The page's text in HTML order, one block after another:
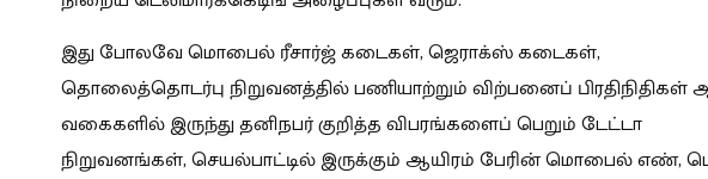
இது போலவே மொபைல் ரீசார்ஜ் கடைகள், ஜெராக்ஸ் கடைகள்,
தொலைத்தொடர்பு நிறுவனத்தில் பணியாற்றும் விற்பனைப் பிரதிநிதிகள்
வகைகளில் இருந்து தனிநபர் குறித்த விபரங்களைப் பெறும் டேட்டா
நிறுவனங்கள், செயல்பாட்டில் இருக்கும் ஆயிரம் பேரின் மொபைல் எண்,